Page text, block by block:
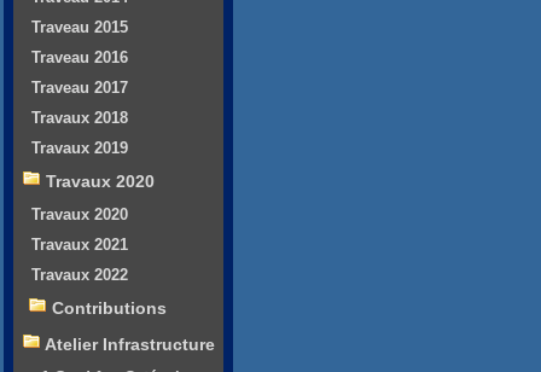
Traveau 2015
Traveau 2016
Traveau 2017
Travaux 2018
Travaux 2019
Travaux 2020
Travaux 2020
Travaux 2021
Travaux 2022
Contributions
Atelier Infrastructure